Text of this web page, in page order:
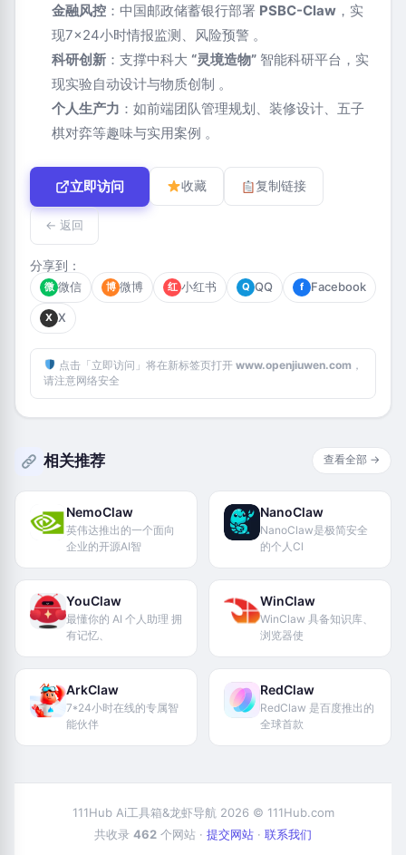
金融风控 ‌：中国邮政储蓄银行部署 ‌ PSBC-Claw ‌，实
现7×24小时情报监测、风险预警 ‌‌ 。
科研创新 ‌：支撑中科大 ‌ “灵境造物” ‌ 智能科研平台，实
现实验自动设计与物质创制 ‌‌ 。
个人生产力 ‌：如前端团队管理规划、装修设计、五子
棋对弈等趣味与实用案例 ‌‌ 。
立即访问 收藏 复制链接
← 返回
分享到：
微 微信 博 微博 红 小红书 Q QQ f Facebook
X X
点击「立即访问」将在新标签页打开 www.openjiuwen.com ，
请注意网络安全
相关推荐 查看全部 →
NemoClaw
英伟达推出的一个面向
企业的开源AI智
NanoClaw
NanoClaw是极简安全
的个人Cl
YouClaw
最懂你的 AI 个人助理 拥
有记忆、
WinClaw
WinClaw 具备知识库、
浏览器使
ArkClaw
7*24小时在线的专属智
能伙伴
RedClaw
RedClaw 是百度推出的
全球首款
111Hub Ai工具箱&龙虾导航 2026 © 111Hub.com
共收录 462 个网站 · 提交网站 · 联系我们